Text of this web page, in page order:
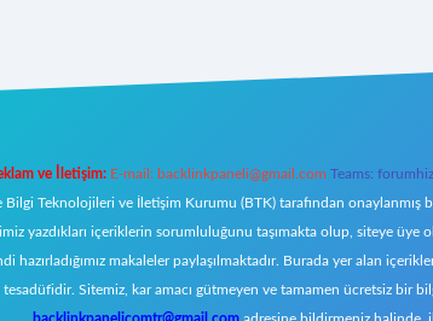
ve İletişim: E-mail: backlinkpaneli@gmail.com Teams:
Teknolojileri ve İletişim Kurumu (BTK) tarafından
yazdıkları içeriklerin sorumluluğunu taşımakta olup, siteye
hazırladığımız makaleler paylaşılmaktadır. Burada yer alan
Sitemiz, kar amacı gütmeyen ve tamamen ücretsiz bir